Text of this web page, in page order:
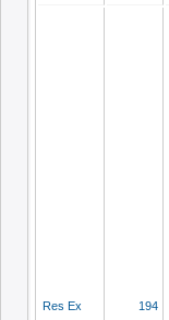
Res Ex 194